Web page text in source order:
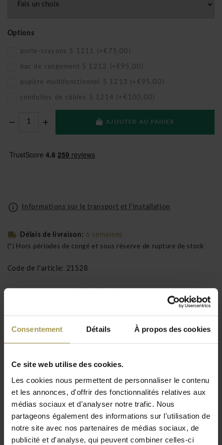
Consentement Détails À propos des cookies
Ce site web utilise des cookies.
Les cookies nous permettent de personnaliser le contenu
et les annonces, d'offrir des fonctionnalités relatives aux
médias sociaux et d'analyser notre trafic. Nous
partageons également des informations sur l'utilisation de
notre site avec nos partenaires de médias sociaux, de
publicité et d'analyse, qui peuvent combiner celles-ci
Options
porte-crayons S 1211 (+€75,00)
bac de rangement S 1212 (+€95,00)
pupitre multifonctionnel S 1213 (+€95,00)
conduites de câbles S 1214 (+€100,00)
AJOUTER AU PANIER
Informations sur le transport et l'installation
Délais de livraison: 6 semaines
(*) Hors périodes de congé et sous réserve de rupture de stock
Code de l'article: 21528
(uniquement pour le BeNeLux!)
bureau Home office est disponible en
différentes couleurs hêtre teinté/laqués.
Designer: Randolf Schott
pour Thonet
Matériaux:Tube d'acier chromé, bois teinté ou laqué
hêtre
Dimensions S1200:l110 x p67 x h88 cm